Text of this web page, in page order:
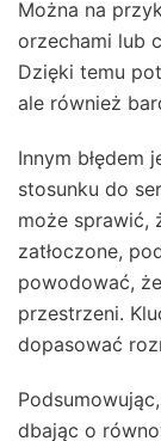
Można na
orzechami lub
Dzięki temu
ale również
Innym błędem
stosunku do
może sprawić,
zatłoczone,
powodować,
przestrzeni.
dopasować
dbając o